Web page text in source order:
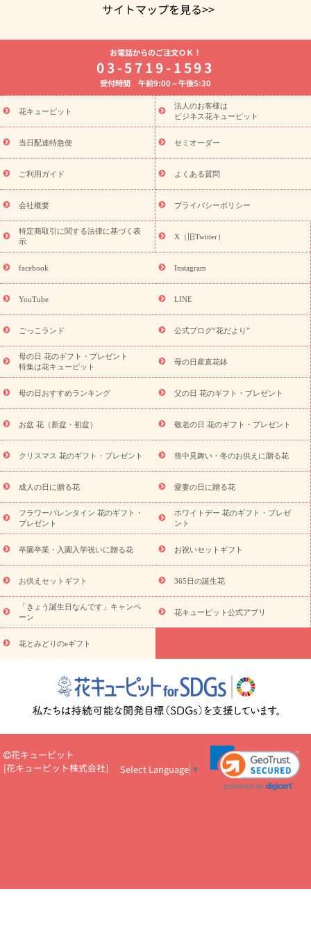
サイトマップを見る>>
よく贈られる花
お祝いの花特集
誕生日フラワーギフト特集
8月の誕生花(トルコキキョウ)
開店・開業祝い
お供え・お悔やみ お供え・お悔やみの花
通夜・葬儀に贈る花 胡蝶蘭・花鉢
ーブドフラワー
季節のイベント
ひまわり ギフト・プレゼント
特集
お盆 花（新盆・初盆） 季節のイベント
お盆 花（新
盆・初盆）
お盆 花（新盆・初盆）
お盆・お供え 花とセットギ
フト
お盆・お供え プリザーブドフラワー
ひまわり ギフト・プ
レゼント特集
夏の花贈り・お中元・暑中見舞い 花のギフト特集
敬老の日におくる花ギフト・プレゼント特集
花ギフト・プレゼント特集
敬老の日 花のおすすめランキング
敬
老の日 花鉢植えのギフト・プレゼント特集
敬老の日 花とセットギ
フト・プレゼント特集
敬老の日の花 全てのギフト一覧
キャン
ペーン
映画『ウォーターガーディアンズ』コラボキャンペーン
「きょう誕生日なんです」キャンペーン
誕生日の花を探す
誕生日フラワーギフト 誕生日フラワーギフト特集
9月の誕生花(リンドウ)
ら探す
お祝いの花特集 当日配達特急便 お祝い商品一覧
念日
結婚祝い 出産祝い 退院祝い・快気祝い
寿祝い
プチギフト ペットのお祝いフラワー
供え・お悔やみ商品一覧
お供え・お悔やみの花
四十九日法要以
降に贈る花
通夜・葬儀に贈る花
お供え お花とセットギフト
お供え プリザーブドフラワー
ペットのお供えフラワー
お盆（新
盆・初盆）
その他 お祝い返し お見舞い
お取り寄せギフト
ビジネス用
ご自宅用 観葉植物 ミディ胡蝶蘭
プリザーブ
ドフラワー
スタイルから探す アレンジメント 花束
スタ
ンド花
お祝い お供え・お悔やみ 胡蝶蘭 胡蝶蘭・花鉢
ディ胡蝶蘭・お祝い
ミディ胡蝶蘭・お供え
世界初の青色胡蝶蘭
観葉植物
観葉植物 産直多肉植物
プリザーブドフラワー
お祝い
お供え・お悔やみ 花とセットギフト
セミオーダー
プチギフト（hanamore -ハナモア-）
花とみどりのeギフト
キューピットのeGfit
カラー ピンク イエローオレンジ
レッ
ド
お花の種類 トルコキキョウ
お祝い お祝い・3000円～ お祝い・4000円～
お祝い・
5000円～
お祝い・7000円～ お祝い・ 10000円～
お供え・お
悔やみ
円～
お供え・お悔やみ・
読み物
いのマナー
定年退職祝いのマナー
お祝いを贈るときのマナー・
花キューピットのお祝いコラム一覧
誕生日のお花を「色
彩心理学」で選ぶ方法
結婚祝いの予算相場
出産祝いお役立ち情
ール
新築引っ越し祝いコラム お祝い花のマナー総まとめ
職
場上司や先輩へ贈るお祝い花の正解は？
開店祝いの花 選び方ガイ
あり)
花キューピット×専門家
CO2排出量削減 / SDGsを考える
お電話からのご注文ＯＫ！
03-5719-1593
受付時間 午前9:00～午後5:30
花キューピット
法人のお客様は
ビジネス花キューピット
当日配達特急便 セミオーダー
ご利用ガイド よくある質問
会社概要 プライバシーポリシー
特定商取引に関する法律に基づく表
示
X（旧Twitter）
facebook Instagram
YouTube LINE
ごっこランド 公式ブログ“花だより”
母の日 花のギフト・プレゼント
特集は花キューピット
母の日産直花鉢
母の日おすすめランキング 父の日 花のギフト・プレゼント
お盆 花（新盆・初盆） 敬老の日 花のギフト・プレゼント
クリスマス 花のギフト・プレゼント 喪中見舞い・冬のお供えに贈る花
成人の日に贈る花 愛妻の日に贈る花
フラワーバレンタイン 花のギフト・
プレゼント
ホワイトデー 花のギフト・プレゼ
ント
卒園卒業・入園入学祝いに贈る花 お祝いセットギフト
お供えセットギフト 365日の誕生花
「きょう誕生日なんです」キャンペ
ーン
花キューピット公式アプリ
花とみどりのeギフト
花キューピット
[花キューピット株式会社] Select Language ▼